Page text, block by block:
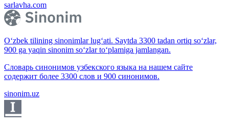
sarlavha.com
O‘zbek tilining sinonimlar lug‘ati. Saytda 3300 tadan ortiq so‘zlar,
900 ga yaqin sinonim so‘zlar to‘plamiga jamlangan.
Словарь синонимов узбекского языка на нашем сайте
содержит более 3300 слов и 900 синонимов.
sinonim.uz